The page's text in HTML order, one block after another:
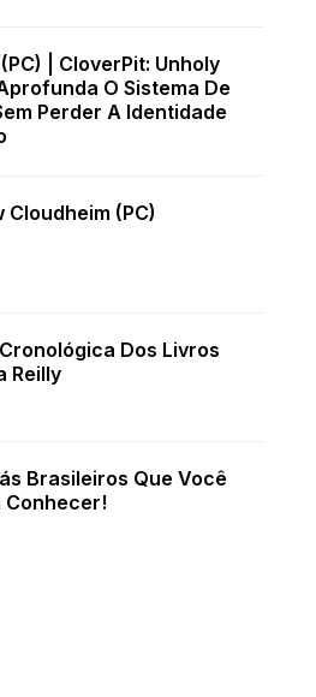
| CloverPit: Unholy
O Sistema De
Perder A Identidade
Cloudheim (PC)
Dos Livros
Reilly
Brasileiros Que Você
Conhecer!